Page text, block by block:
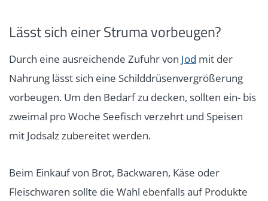
Lässt sich einer Struma vorbeugen?
Durch eine ausreichende Zufuhr von Jod mit der
Nahrung lässt sich eine Schilddrüsenvergrößerung
vorbeugen. Um den Bedarf zu decken, sollten ein- bis
zweimal pro Woche Seefisch verzehrt und Speisen
mit Jodsalz zubereitet werden.
Beim Einkauf von Brot, Backwaren, Käse oder
Fleischwaren sollte die Wahl ebenfalls auf Produkte